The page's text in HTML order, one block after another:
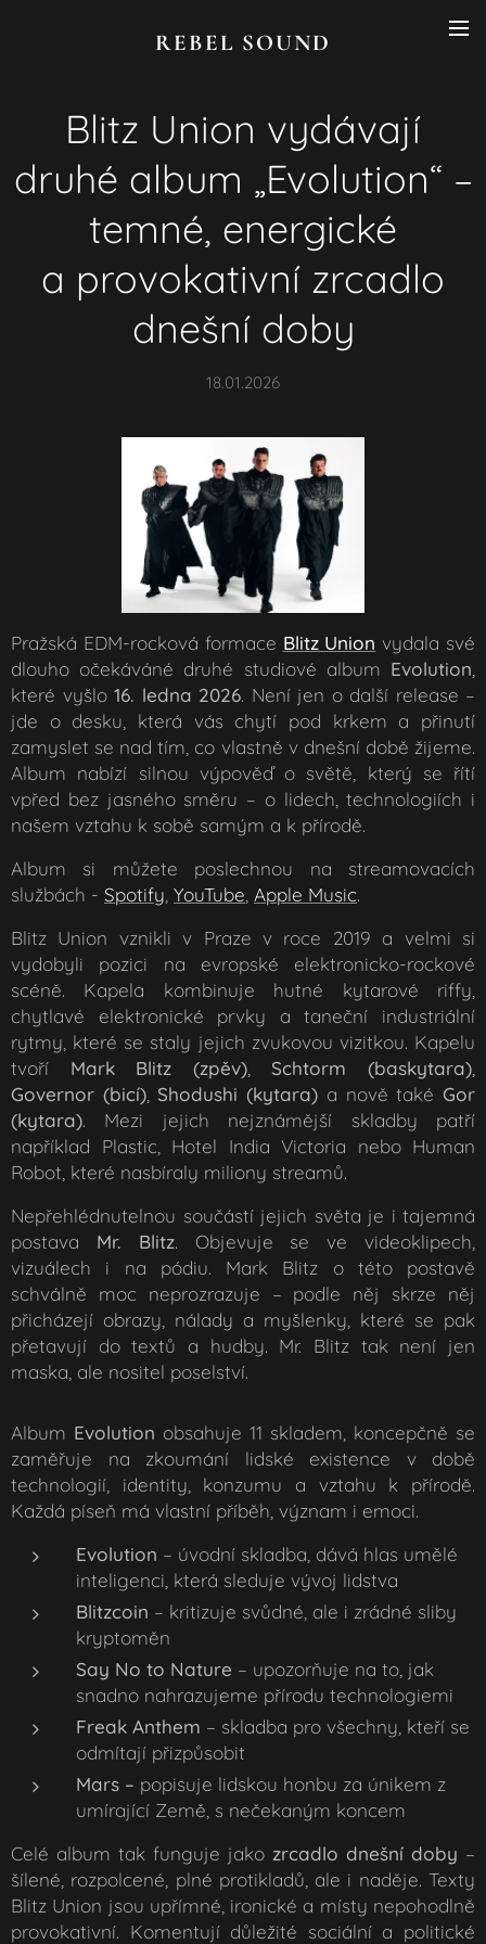
REBEL SOUND
Blitz Union vydávají
druhé album „Evolution“ –
temné, energické
a provokativní zrcadlo
dnešní doby
18.01.2026
Pražská EDM-rocková formace Blitz Union vydala své
dlouho očekáváné druhé studiové album Evolution,
které vyšlo 16. ledna 2026. Není jen o další release –
jde o desku, která vás chytí pod krkem a přinutí
zamyslet se nad tím, co vlastně v dnešní době žijeme.
Album nabízí silnou výpověď o světě, který se řítí
vpřed bez jasného směru – o lidech, technologiích i
našem vztahu k sobě samým a k přírodě.
Album si můžete poslechnou na streamovacích
službách - Spotify, YouTube, Apple Music.
Blitz Union vznikli v Praze v roce 2019 a velmi si
vydobyli pozici na evropské elektronicko-rockové
scéně. Kapela kombinuje hutné kytarové riffy,
chytlavé elektronické prvky a taneční industriální
rytmy, které se staly jejich zvukovou vizitkou. Kapelu
tvoří Mark Blitz (zpěv),Schtorm (baskytara),
Governor (bicí),Shodushi (kytara) a nově takéGor
(kytara). Mezi jejich nejznámější skladby patří
například Plastic, Hotel India Victoria nebo Human
Robot, které nasbíraly miliony streamů.
Nepřehlédnutelnou součástí jejich světa je i tajemná
postava Mr. Blitz. Objevuje se ve videoklipech,
vizuálech i na pódiu. Mark Blitz o této postavě
schválně moc neprozrazuje – podle něj skrze něj
přicházejí obrazy, nálady a myšlenky, které se pak
přetavují do textů a hudby. Mr. Blitz tak není jen
maska, ale nositel poselství.
Album Evolution obsahuje 11 skladem, koncepčně se
zaměřuje na zkoumání lidské existence v době
technologií, identity, konzumu a vztahu k přírodě.
Každá píseň má vlastní příběh, význam i emoci.
Evolution – úvodní skladba, dává hlas umělé
inteligenci, která sleduje vývoj lidstva
Blitzcoin – kritizuje svůdné, ale i zrádné sliby
kryptoměn
Say No to Nature – upozorňuje na to, jak
snadno nahrazujeme přírodu technologiemi
Freak Anthem – skladba pro všechny, kteří se
odmítají přizpůsobit
Mars – popisuje lidskou honbu za únikem z
umírající Země, s nečekaným koncem
Celé album tak funguje jako zrcadlo dnešní doby –
šílené, rozpolcené, plné protikladů, ale i naděje. Texty
Blitz Union jsou upřímné, ironické a místy nepohodlně
provokativní. Komentují důležité sociální a politické